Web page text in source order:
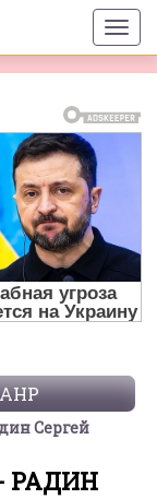
Сергей
РАДИН